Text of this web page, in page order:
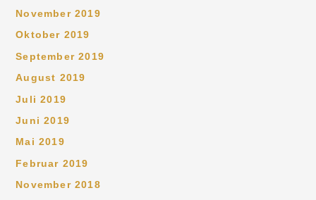
November 2019
Oktober 2019
September 2019
August 2019
Juli 2019
Juni 2019
Mai 2019
Februar 2019
November 2018